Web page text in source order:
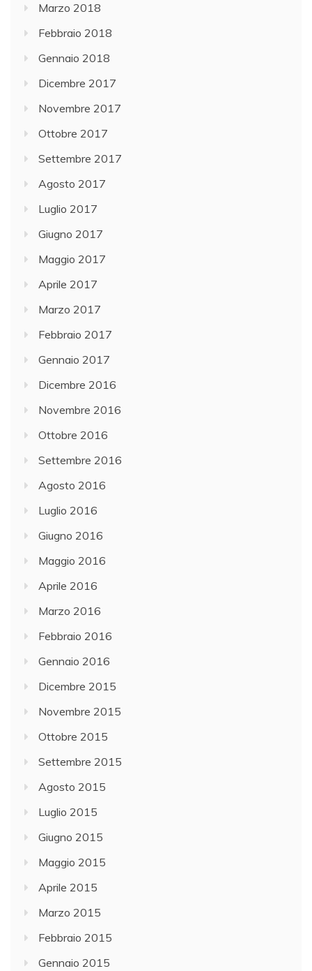
Marzo 2018
Febbraio 2018
Gennaio 2018
Dicembre 2017
Novembre 2017
Ottobre 2017
Settembre 2017
Agosto 2017
Luglio 2017
Giugno 2017
Maggio 2017
Aprile 2017
Marzo 2017
Febbraio 2017
Gennaio 2017
Dicembre 2016
Novembre 2016
Ottobre 2016
Settembre 2016
Agosto 2016
Luglio 2016
Giugno 2016
Maggio 2016
Aprile 2016
Marzo 2016
Febbraio 2016
Gennaio 2016
Dicembre 2015
Novembre 2015
Ottobre 2015
Settembre 2015
Agosto 2015
Luglio 2015
Giugno 2015
Maggio 2015
Aprile 2015
Marzo 2015
Febbraio 2015
Gennaio 2015